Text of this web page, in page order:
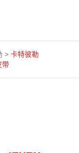
> 卡特彼勒
带